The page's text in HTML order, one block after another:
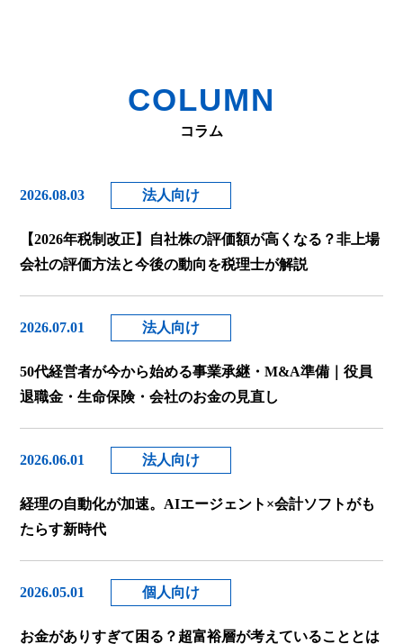
COLUMN
コラム
2026.08.03 法人向け
【2026年税制改正】自社株の評価額が高くなる？非上場
会社の評価方法と今後の動向を税理士が解説
2026.07.01 法人向け
50代経営者が今から始める事業承継・M&A準備｜役員
退職金・生命保険・会社のお金の見直し
2026.06.01 法人向け
経理の自動化が加速。AIエージェント×会計ソフトがも
たらす新時代
2026.05.01 個人向け
お金がありすぎて困る？超富裕層が考えていることとは